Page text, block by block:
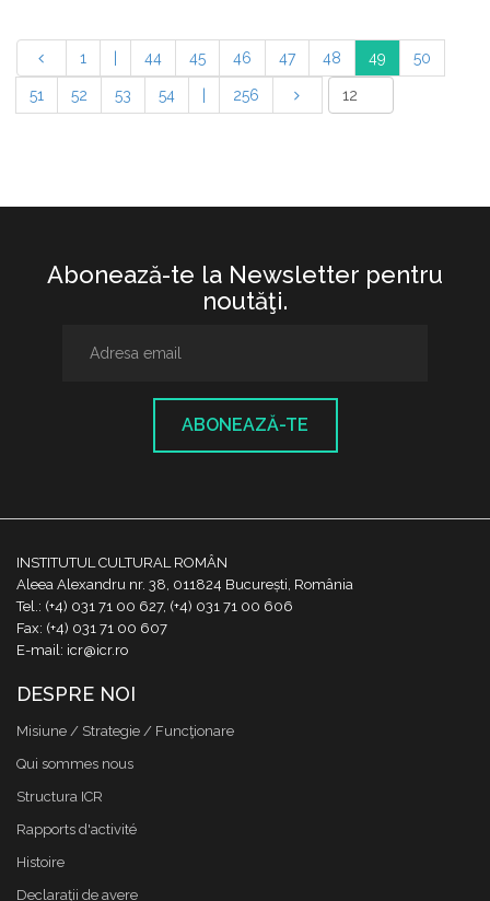
1 44 45 46 47 48 49 50
51 52 53 54 256
Abonează-te la Newsletter pentru
noutăţi.
ABONEAZĂ-TE
INSTITUTUL CULTURAL ROMÂN
Aleea Alexandru nr. 38, 011824 București, România
Tel.: (+4) 031 71 00 627, (+4) 031 71 00 606
Fax: (+4) 031 71 00 607
E-mail: icr@icr.ro
DESPRE NOI
Misiune / Strategie / Funcţionare
Qui sommes nous
Structura ICR
Rapports d'activité
Histoire
Declaraţii de avere